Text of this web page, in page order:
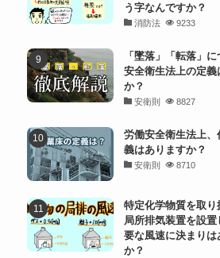
う字なんですか？
消防法 9233
「墜落」「転落」
安全衛生法上の定義
か？
安衛則 8827
労働安全衛生法上、
義はありますか？
安衛則 8710
特定化学物質を取り
局所排気装置を設置
要な風速に決まりは
か？